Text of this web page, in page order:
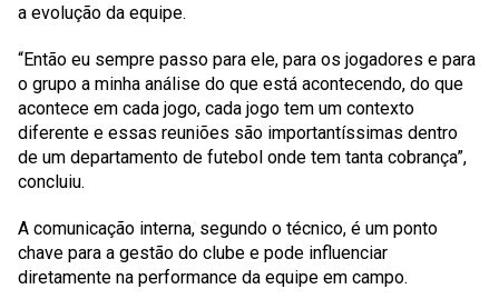
a evolução da equipe.
“Então eu sempre passo para ele, para os jogadores e para
o grupo a minha análise do que está acontecendo, do que
acontece em cada jogo, cada jogo tem um contexto
diferente e essas reuniões são importantíssimas dentro
de um departamento de futebol onde tem tanta cobrança”,
concluiu.
A comunicação interna, segundo o técnico, é um ponto
chave para a gestão do clube e pode influenciar
diretamente na performance da equipe em campo.